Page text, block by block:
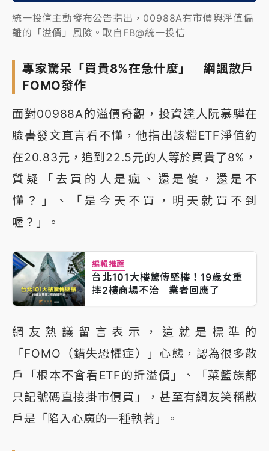
統一投信主動發布公告指出，00988A有市價與淨值偏
離的「溢價」風險。取自FB@統一投信
專家驚呆「買貴8%在急什麼」 網諷散戶
FOMO發作
面對00988A的溢價奇觀，投資達人阮慕驊在
臉書發文直言看不懂，他指出該檔ETF淨值約
在20.83元，追到22.5元的人等於買貴了8%，
質疑「去買的人是瘋、還是傻，還是不
懂？」、「是今天不買，明天就買不到
喔？」。
編輯推薦
台北101大樓驚傳墜樓！19歲女重
摔2樓商場不治 業者回應了
網友熱議留言表示，這就是標準的
「FOMO（錯失恐懼症）」心態，認為很多散
戶「根本不會看ETF的折溢價」、「菜籃族都
只記號碼直接掛市價買」，甚至有網友笑稱散
戶是「陷入心魔的一種執著」。